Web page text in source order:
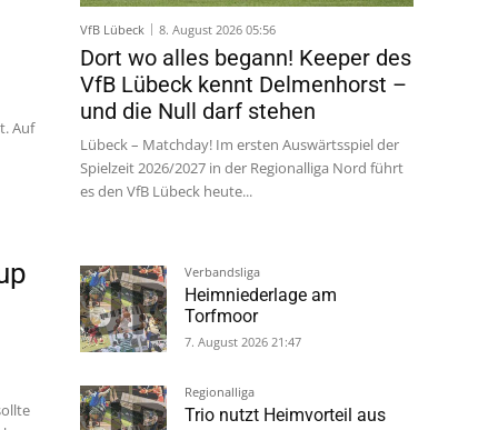
Auf
VfB Lübeck 8. August 2026 05:56
Dort wo alles begann! Keeper des
VfB Lübeck kennt Delmenhorst –
und die Null darf stehen
Lübeck – Matchday! Im ersten Auswärtsspiel der
Spielzeit 2026/2027 in der Regionalliga Nord führt
es den VfB Lübeck heute...
Verbandsliga
Heimniederlage am
Torfmoor
7. August 2026 21:47
Regionalliga
Trio nutzt Heimvorteil aus